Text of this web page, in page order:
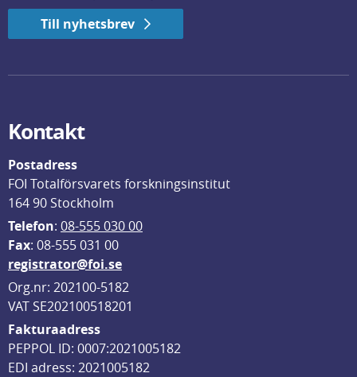
Till nyhetsbrev
Kontakt
Postadress
FOI Totalförsvarets forskningsinstitut
164 90 Stockholm
Telefon: 08-555 030 00
Fax: 08-555 031 00
registrator@foi.se
Org.nr: 202100-5182
VAT SE202100518201
Fakturaadress
PEPPOL ID: 0007:2021005182
EDI adress: 2021005182